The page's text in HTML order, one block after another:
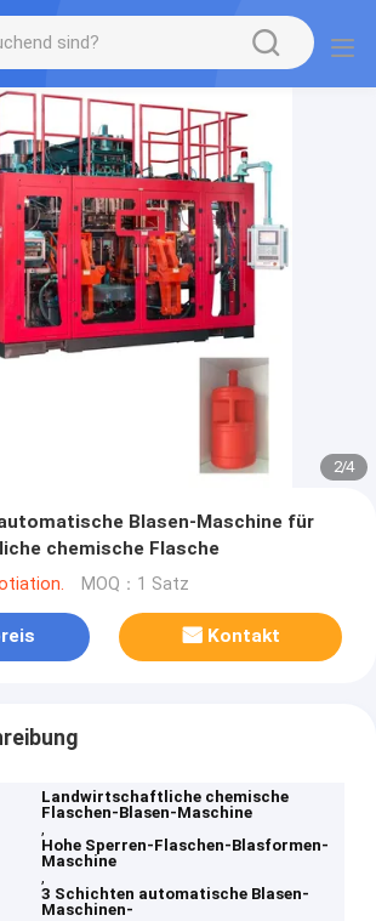
2/4
Blasen-Maschine für
chemische Flasche
MOQ：1 Satz
Kontakt
Landwirtschaftliche chemische
Flaschen-Blasen-Maschine
,
Hohe Sperren-Flaschen-Blasformen-
Maschine
,
3 Schichten automatische Blasen-
Maschinen-